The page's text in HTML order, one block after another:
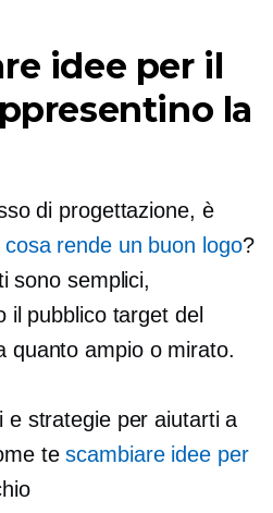
idee per il
la
di progettazione, è
cosa rende un buon logo?
sono semplici,
il pubblico target del
quanto ampio o mirato.
e strategie per aiutarti a
tescambiare idee per